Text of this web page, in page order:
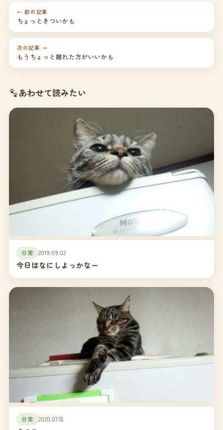
← 前の記事
ちょっときついかも
次の記事 →
もうちょっと離れた方がいいかも
あわせて読みたい
日常 2019.09.02
今日はなにしよっかなー
日常 2020.07.15